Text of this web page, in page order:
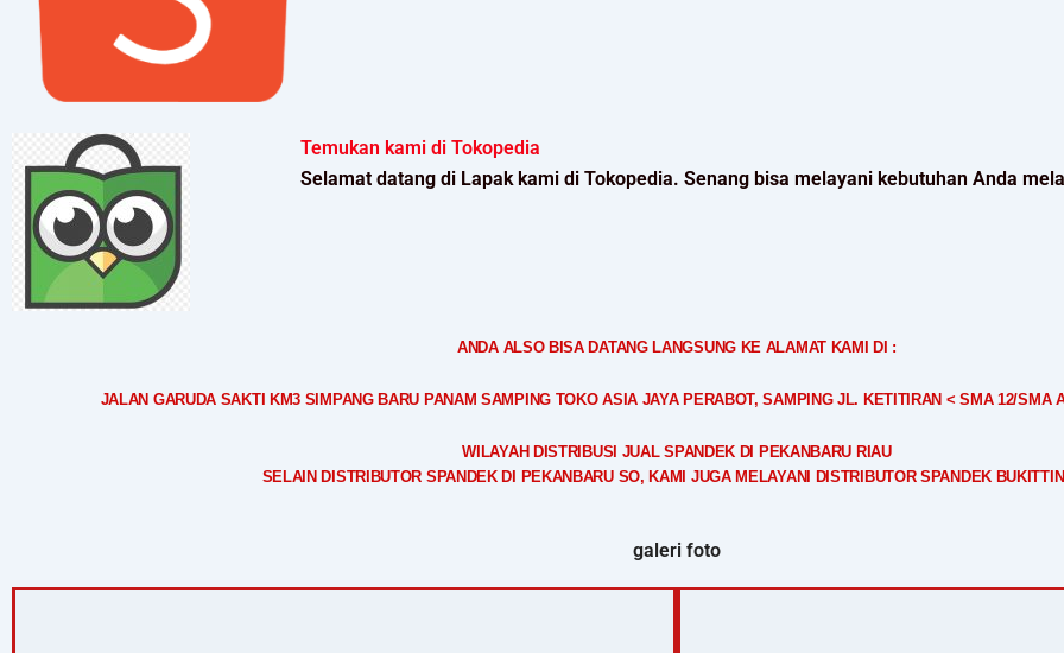
Temukan kami di Tokopedia
Selamat datang di Lapak kami di Tokopedia. Senang bisa melayani kebutuhan Anda
ANDA ALSO BISA DATANG LANGSUNG KE ALAMAT KAMI DI :
JALAN GARUDA SAKTI KM3 SIMPANG BARU PANAM SAMPING TOKO ASIA JAYA PERABOT, SAMPING JL. KETITIRAN < SMA 12/SMA
WILAYAH DISTRIBUSI JUAL SPANDEK DI PEKANBARU RIAU
SELAIN DISTRIBUTOR SPANDEK DI PEKANBARU SO, KAMI JUGA MELAYANI DISTRIBUTOR SPANDEK
galeri foto